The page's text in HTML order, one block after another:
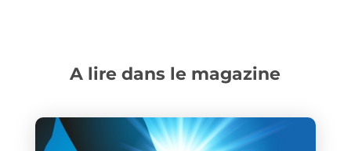
A lire dans le magazine